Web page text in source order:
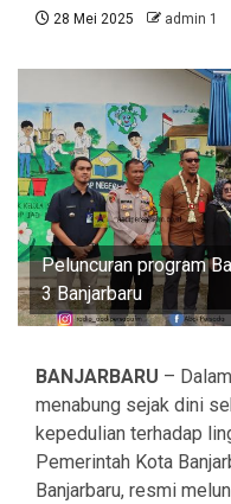
28 Mei 2025 admin 1
Peluncuran program
3 Banjarbaru
BANJARBARU –
menabung sejak dini
kepedulian terhadap
Pemerintah Kota
Banjarbaru, resmi